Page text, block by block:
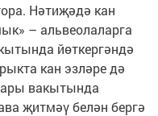
Нәтиҗәдә кан
– альвеолаларга
йөткергәндә
кан эзләре дә
вакытында
җитмәү белән бергә